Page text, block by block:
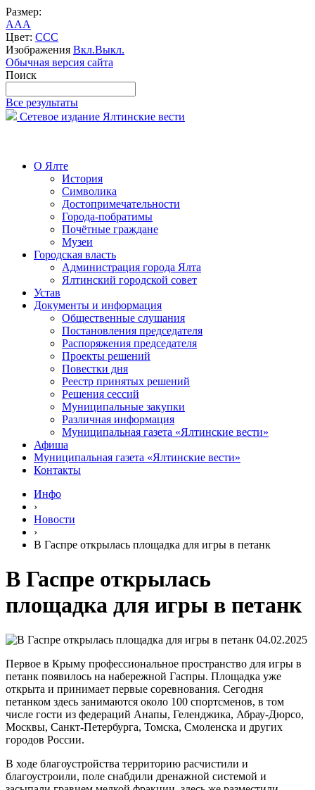
Размер:
AAA
Цвет: CCC
Изображения Вкл.Выкл.
Обычная версия сайта
Поиск
Все результаты
Сетевое издание Ялтинские вести
О Ялте
История
Символика
Достопримечательности
Города-побратимы
Почётные граждане
Музеи
Городская власть
Администрация города Ялта
Ялтинский городской совет
Устав
Документы и информация
Общественные слушания
Постановления председателя
Распоряжения председателя
Проекты решений
Повестки дня
Реестр принятых решений
Решения сессий
Муниципальные закупки
Различная информация
Муниципальная газета «Ялтинские вести»
Афиша
Муниципальная газета «Ялтинские вести»
Контакты
Инфо
›
Новости
›
В Гаспре открылась площадка для игры в петанк
В Гаспре открылась
площадка для игры в петанк
04.02.2025
Первое в Крыму профессиональное пространство для игры в
петанк появилось на набережной Гаспры. Площадка уже
открыта и принимает первые соревнования. Сегодня
петанком здесь занимаются около 100 спортсменов, в том
числе гости из федераций Анапы, Геленджика, Абрау-Дюрсо,
Москвы, Санкт-Петербурга, Томска, Смоленска и других
городов России.
В ходе благоустройства территорию расчистили и
благоустроили, поле снабдили дренажной системой и